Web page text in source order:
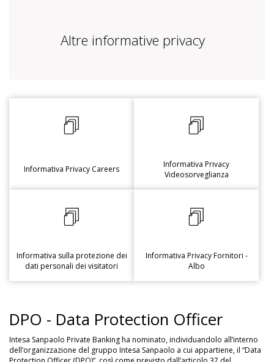
Altre informative privacy
Informativa Privacy Careers
Informativa Privacy
Videosorveglianza
Informativa sulla protezione dei
dati personali dei visitatori
Informativa Privacy Fornitori -
Albo
DPO - Data Protection Officer
Intesa Sanpaolo Private Banking ha nominato, individuandolo all’interno
dell’organizzazione del gruppo Intesa Sanpaolo a cui appartiene, il “Data